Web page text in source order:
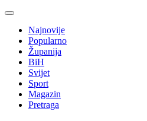
Najnovije
Popularno
Županija
BiH
Svijet
Sport
Magazin
Pretraga